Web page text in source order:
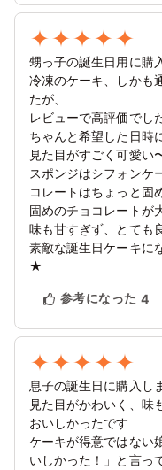
甥っ子の誕生日用に購
冷凍のケーキ、しかも
たが、
レビューで高評価でし
ちゃんと希望した日時
見た目がすごく可愛い
スポンジはシフォンケ
コレートはちょっと固
固めのチョコレートが
味も甘すぎず、とても
素敵な誕生日ケーキに
★
参考になった 4
息子の誕生日に購入し
見た目がかわいく、味
おいしかったです
ケーキが得意ではない
いしかった！」と言っ